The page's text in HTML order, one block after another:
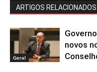
ARTIGOS RELACIONADOS
Geral
novos